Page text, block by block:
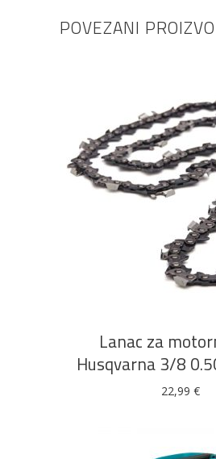
POVEZANI
DODAJ U
Lanac za
Husqvarna 3/8
22,99 €